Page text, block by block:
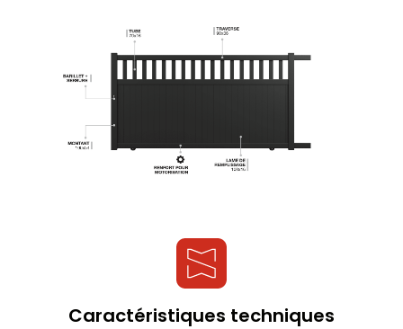
Caractéristiques techniques